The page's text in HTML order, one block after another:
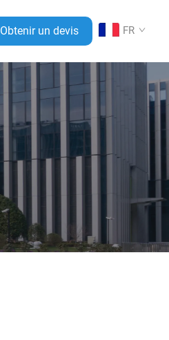
Obtenir un devis FR